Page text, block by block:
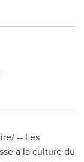
-- Les
à la culture du